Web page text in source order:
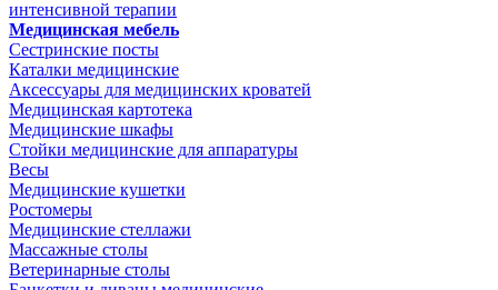
интенсивной терапии
Медицинская мебель
Сестринские посты
Каталки медицинские
Аксессуары для медицинских кроватей
Медицинская картотека
Медицинские шкафы
Стойки медицинские для аппаратуры
Весы
Медицинские кушетки
Ростомеры
Медицинские стеллажи
Массажные столы
Ветеринарные столы